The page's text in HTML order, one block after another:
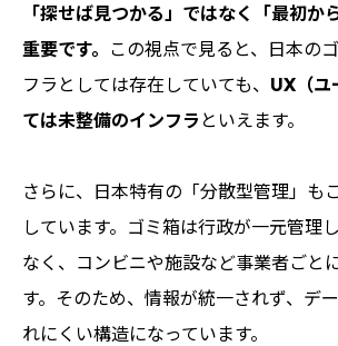
「探せば見つかる」ではなく「最初か
重要です。 この視点で見ると、日本の
フラとしては存在していても、 UX（ユ
ては未整備のインフラ といえます。
さらに、日本特有の「分散型管理」も
しています。ゴミ箱は行政が一元管理
なく、コンビニや施設など事業者ごと
す。そのため、情報が統一されず、デ
れにくい構造になっています。